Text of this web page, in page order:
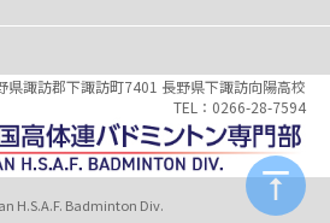
県諏訪郡下諏訪町7401 長野県下諏訪向陽高校
0266-28-7594
H.S.A.F. Badminton Div.